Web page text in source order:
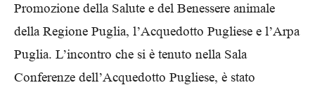
Promozione della Salute e del Benessere animale
della Regione Puglia, l’Acquedotto Pugliese e l’Arpa
Puglia. L’incontro che si è tenuto nella Sala
Conferenze dell’Acquedotto Pugliese, è stato